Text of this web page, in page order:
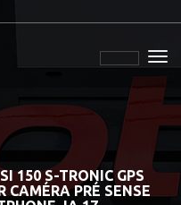
150 S-TRONIC GPS
CAMÉRA PRÉ SENSE